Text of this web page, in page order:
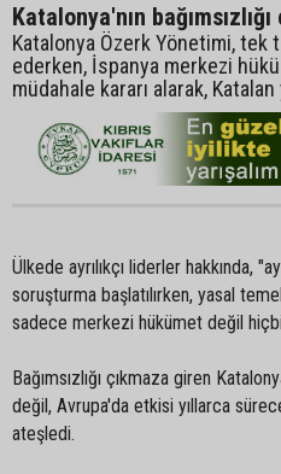
Katalonya'nın
Katalonya Özerk Yönetimi, tek
ederken, İspanya merkezi
müdahale kararı alarak,
Ülkede ayrılıkçı liderler hakkında,
soruşturma başlatılırken, yasal
sadece merkezi hükümet değil
Bağımsızlığı çıkmaza giren
değil, Avrupa'da etkisi yıllarca
ateşledi.